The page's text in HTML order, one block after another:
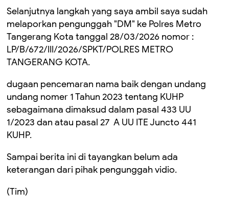
Selanjutnya langkah yang saya ambil saya sudah
melaporkan pengunggah "DM" ke Polres Metro
Tangerang Kota tanggal 28/03/2026 nomor :
LP/B/672/III/2026/SPKT/POLRES METRO
TANGERANG KOTA.
dugaan pencemaran nama baik dengan undang
undang nomer 1 Tahun 2023 tentang KUHP
sebagaimana dimaksud dalam pasal 433 UU
1/2023 dan atau pasal 27 A UU ITE Juncto 441
KUHP.
Sampai berita ini di tayangkan belum ada
keterangan dari pihak pengunggah vidio.
(Tim)